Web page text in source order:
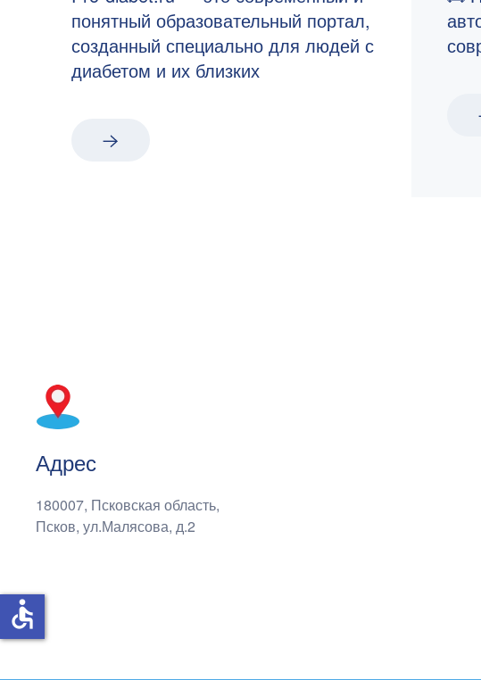
понятный образовательный портал,
созданный специально для людей с
диабетом и их близких
Адрес
180007, Псковская область,
Псков, ул.Малясова, д.2
accessible